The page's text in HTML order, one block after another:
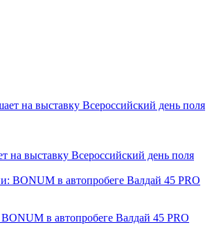
на выставку Всероссийский день поля
в автопробеге Валдай 45 PRO